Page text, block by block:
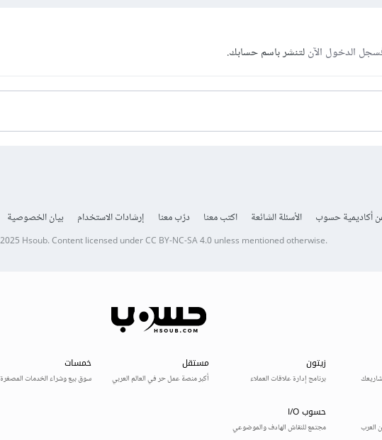
الدخول الآنلتنشر باسم حسابك.
أكاديمية حسوب الأسئلة الشائعة اكتب معنا درّب معنا إرشادات الاستخدام بيان الخصوصية
Hsoub.Content licensed underCC BY-NC-SA 4.0unless mentioned otherwise.